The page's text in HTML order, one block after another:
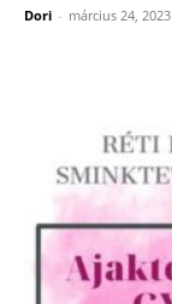
Dori - március 24, 2023